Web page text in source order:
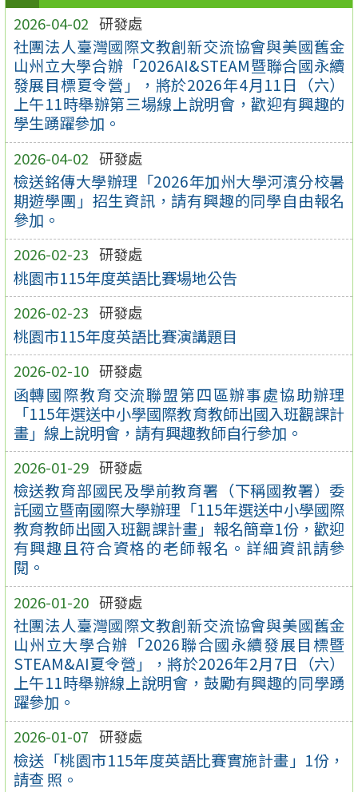
2026-04-02 研發處
社團法人臺灣國際文教創新交流協會與美國舊金
山州立大學合辦「2026AI&STEAM暨聯合國永續
發展目標夏令營」，將於2026年4月11日（六）
上午11時舉辦第三場線上說明會，歡迎有興趣的
學生踴躍參加。
2026-04-02 研發處
檢送銘傳大學辦理「2026年加州大學河濱分校暑
期遊學團」招生資訊，請有興趣的同學自由報名
參加。
2026-02-23 研發處
桃園市115年度英語比賽場地公告
2026-02-23 研發處
桃園市115年度英語比賽演講題目
2026-02-10 研發處
函轉國際教育交流聯盟第四區辦事處協助辦理
「115年選送中小學國際教育教師出國入班觀課計
畫」線上說明會，請有興趣教師自行參加。
2026-01-29 研發處
檢送教育部國民及學前教育署（下稱國教署）委
託國立暨南國際大學辦理「115年選送中小學國際
教育教師出國入班觀課計畫」報名簡章1份，歡迎
有興趣且符合資格的老師報名。詳細資訊請參
閱。
2026-01-20 研發處
社團法人臺灣國際文教創新交流協會與美國舊金
山州立大學合辦「2026聯合國永續發展目標暨
STEAM&AI夏令營」，將於2026年2月7日（六）
上午11時舉辦線上說明會，鼓勵有興趣的同學踴
躍參加。
2026-01-07 研發處
檢送「桃園市115年度英語比賽實施計畫」1份，
請查 照。